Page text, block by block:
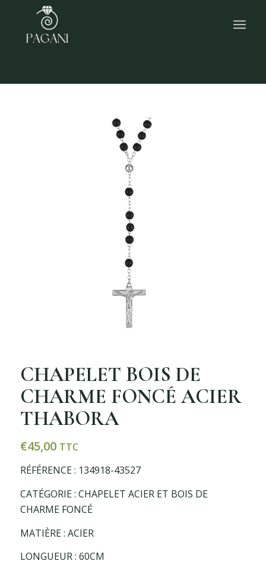
CHAPELET BOIS DE
CHARME FONCÉ ACIER
THABORA
€45,00 TTC
RÉFÉRENCE : 134918-43527
CATÉGORIE : CHAPELET ACIER ET BOIS DE
CHARME FONCÉ
MATIÈRE : ACIER
LONGUEUR : 60CM